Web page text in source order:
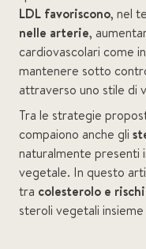
LDL favoriscono, nel
nelle arterie,
cardiovascolari come
mantenere sotto
attraverso uno stile di
Tra le strategie
compaiono anche gli
naturalmente presenti
vegetale. In questo
tra colesterolo e
steroli vegetali insieme